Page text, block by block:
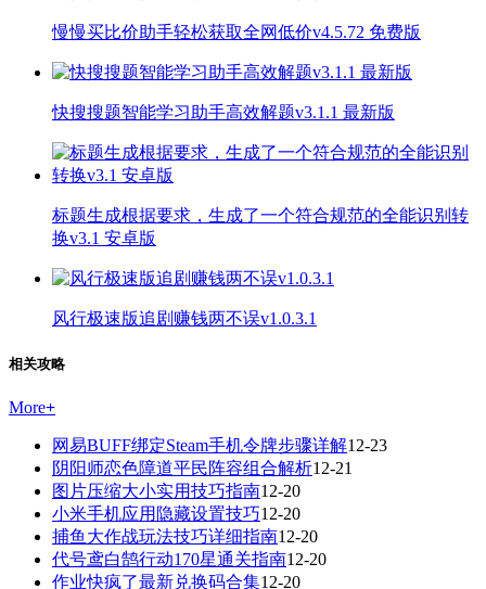
慢慢买比价助手轻松获取全网低价v4.5.72 免费版
快搜搜题智能学习助手高效解题v3.1.1 最新版
标题生成根据要求，生成了一个符合规范的全能识别转
换v3.1 安卓版
风行极速版追剧赚钱两不误v1.0.3.1
相关攻略
More+
网易BUFF绑定Steam手机令牌步骤详解12-23
阴阳师恋色障道平民阵容组合解析12-21
图片压缩大小实用技巧指南12-20
小米手机应用隐藏设置技巧12-20
捕鱼大作战玩法技巧详细指南12-20
代号鸢白鹄行动170星通关指南12-20
作业快疯了最新兑换码合集12-20